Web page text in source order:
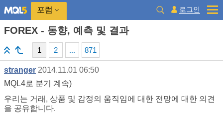
포럼 로그인
FOREX - 동향, 예측 및 결과
1 2 ... 871
stranger 2014.11.01 06:50
MQL4로 분기 계속)
우리는 거래, 상품 및 감정의 움직임에 대한 전망에 대한 의견
을 공유합니다.